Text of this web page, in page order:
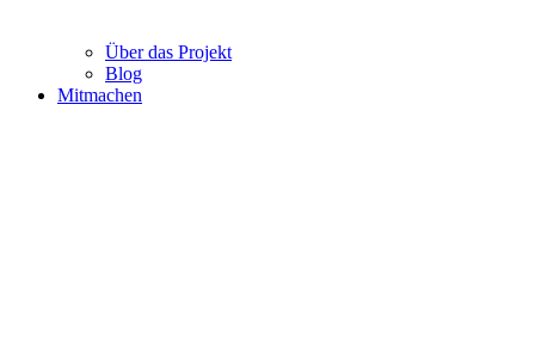
Über das Projekt
Blog
Mitmachen